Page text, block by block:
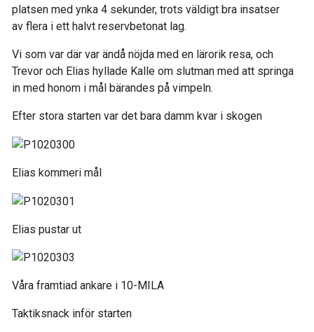
platsen med ynka 4 sekunder, trots väldigt bra insatser
av flera i ett halvt reservbetonat lag.
Vi som var där var ändå nöjda med en lärorik resa, och
Trevor och Elias hyllade Kalle om slutman med att springa
in med honom i mål bärandes på vimpeln.
Efter stora starten var det bara damm kvar i skogen
Elias kommeri mål
Elias pustar ut
Våra framtiad ankare i 10-MILA
Taktiksnack inför starten